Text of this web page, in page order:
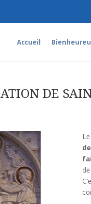
Accueil
DE